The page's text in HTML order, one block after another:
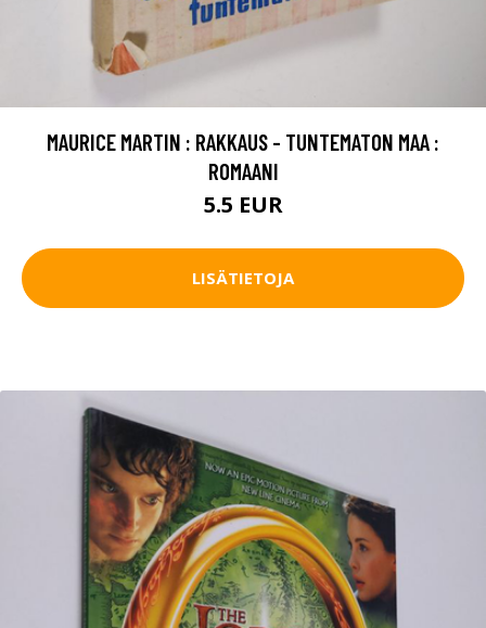
MAURICE MARTIN : RAKKAUS - TUNTEMATON MAA :
ROMAANI
5.5 EUR
LISÄTIETOJA